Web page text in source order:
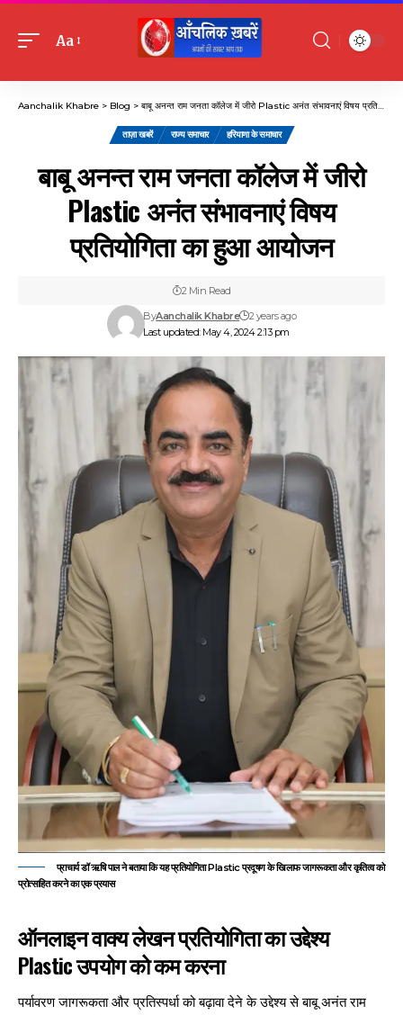
Font
Aa
Aanchalik Khabre > Blog > बाबू अनन्त राम जनता कॉलेज में जीरो Plastic अनंत संभावनाएं विषय प्रतियोगिता का हुआ आयोजन
ताज़ा खबरें राज्य समाचार हरियाणा के समाचार
बाबू अनन्त राम जनता कॉलेज में जीरो
Plastic अनंत संभावनाएं विषय
प्रतियोगिता का हुआ आयोजन
Last updated: May 4, 2024 2:13 pm
ByAanchalik Khabre 2 years ago
2 Min Read
प्राचार्य डॉ ऋषि पाल ने बताया कि यह प्रतियोगिता Plastic प्रदूषण के खिलाफ जागरूकता और कृतित्व को
प्रोत्साहित करने का एक प्रयास
ऑनलाइन वाक्य लेखन प्रतियोगिता का उद्देश्य
Plastic उपयोग को कम करना
पर्यावरण जागरूकता और प्रतिस्पर्धा को बढ़ावा देने के उद्देश्य से बाबू अनंत राम